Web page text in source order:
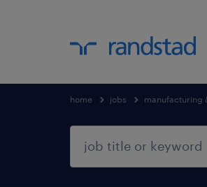
home jobs manufacturing